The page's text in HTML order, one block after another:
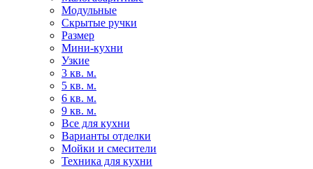
Модульные
Скрытые ручки
Размер
Мини-кухни
Узкие
3 кв. м.
5 кв. м.
6 кв. м.
9 кв. м.
Все для кухни
Варианты отделки
Мойки и смесители
Техника для кухни